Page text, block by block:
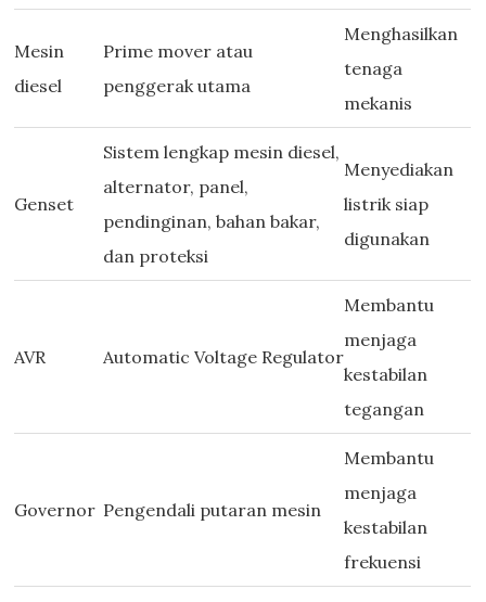
Mesin
diesel
Prime mover atau
penggerak utama
Menghasilkan
tenaga
mekanis
Genset
Sistem lengkap mesin diesel,
alternator, panel,
pendinginan, bahan bakar,
dan proteksi
Menyediakan
listrik siap
digunakan
AVR Automatic Voltage Regulator
Membantu
menjaga
kestabilan
tegangan
Governor Pengendali putaran mesin
Membantu
menjaga
kestabilan
frekuensi